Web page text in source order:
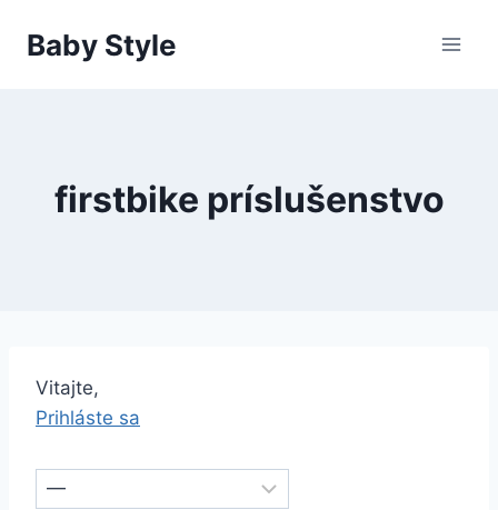
Baby Style
firstbike príslušenstvo
Vitajte,
Prihláste sa